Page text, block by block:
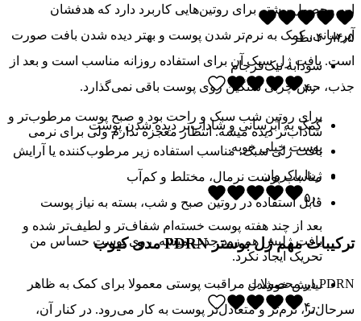
این محصول بیشتر برای روتین‌هایی کاربرد دارد که هدفشان
آبرسانی، کمک به نرم‌تر شدن پوست و بهتر دیده شدن بافت صورت
است. بافت ژل سبک آن برای استفاده روزانه مناسب است و بعد از
جذب، حس چربی سنگین روی پوست باقی نمی‌گذارد.
کمک به آبرسانی و شاداب‌تر دیده شدن پوست
بافت ژلی سبک، مناسب استفاده زیر مرطوب‌کننده یا آرایش
مناسب پوست نرمال، مختلط و کم‌آب
قابل استفاده در روتین صبح و شب، بسته به نیاز پوست
ترکیبات مهم ژل بوستر PDRN مدی کیوب
PDRN در محصولات مراقبت پوستی معمولا برای کمک به ظاهر
سرحال‌تر، نرم‌تر و متعادل‌تر پوست به کار می‌رود. در کنار آن،
۴٫۵از۴نظر
سودابه نیک‌فرجام
۴٫۰
برای روتین شب سبک و راحت بود و صبح پوست مرطوب‌تر و
شاداب‌تر دیده میشه. انتظار معجزه ندارم ولی برای نرمی
پوست خیلی خوبه.
ژینا پاکروان
۵٫۰
بعد از چند هفته پوست خسته‌ام شفاف‌تر و لطیف‌تر شده و
بافت ژلیش هم زود جذب میشه. روی پوست حساس من
تحریک ایجاد نکرد.
نیایش خوشدل
۴٫۰